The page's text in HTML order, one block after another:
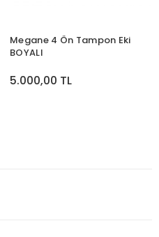
Megane 4 Ön Tampon Eki
BOYALI
5.000,00 TL